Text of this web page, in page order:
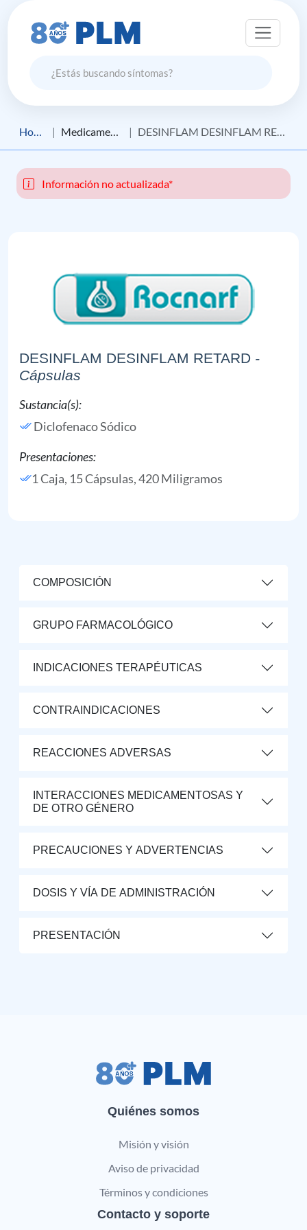
Home Medicamento DESINFLAM DESINFLAM RETARD
Información no actualizada*
DESINFLAM DESINFLAM RETARD -
Cápsulas
Sustancia(s):
Diclofenaco Sódico
Presentaciones:
1 Caja, 15 Cápsulas, 420 Miligramos
COMPOSICIÓN
GRUPO FARMACOLÓGICO
INDICACIONES TERAPÉUTICAS
CONTRAINDICACIONES
REACCIONES ADVERSAS
INTERACCIONES MEDICAMENTOSAS Y
DE OTRO GÉNERO
PRECAUCIONES Y ADVERTENCIAS
DOSIS Y VÍA DE ADMINISTRACIÓN
PRESENTACIÓN
Quiénes somos
Misión y visión
Aviso de privacidad
Términos y condiciones
Contacto y soporte